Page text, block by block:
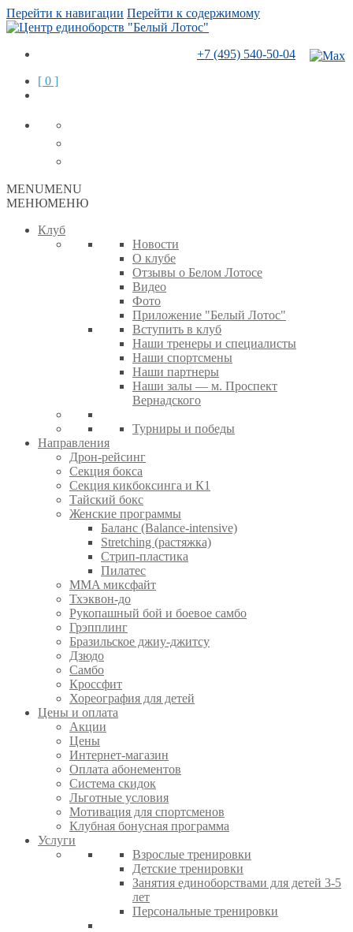
Перейти к навигации Перейти к содержимому
+7 (495) 540-50-04
[ 0 ]
MENUMENU
МЕНЮМЕНЮ
Клуб
Новости
О клубе
Отзывы о Белом Лотосе
Видео
Фото
Приложение "Белый Лотос"
Вступить в клуб
Наши тренеры и специалисты
Наши спортсмены
Наши партнеры
Наши залы — м. Проспект
Вернадского
Турниры и победы
Направления
Дрон-рейсинг
Секция бокса
Секция кикбоксинга и К1
Тайский бокс
Женские программы
Баланс (Balance-intensive)
Stretching (растяжка)
Стрип-пластика
Пилатес
MMA миксфайт
Тхэквон-до
Рукопашный бой и боевое самбо
Грэпплинг
Бразильское джиу-джитсу
Дзюдо
Самбо
Кроссфит
Хореография для детей
Цены и оплата
Акции
Цены
Интернет-магазин
Оплата абонементов
Система скидок
Льготные условия
Мотивация для спортсменов
Клубная бонусная программа
Услуги
Взрослые тренировки
Детские тренировки
Занятия единоборствами для детей 3-5
лет
Персональные тренировки